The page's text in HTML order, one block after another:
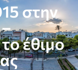
στην
έθιμο